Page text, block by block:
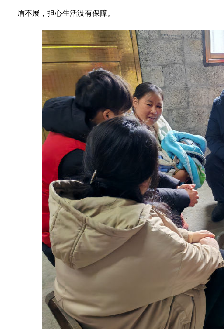
眉不展，担心生活没有保障。